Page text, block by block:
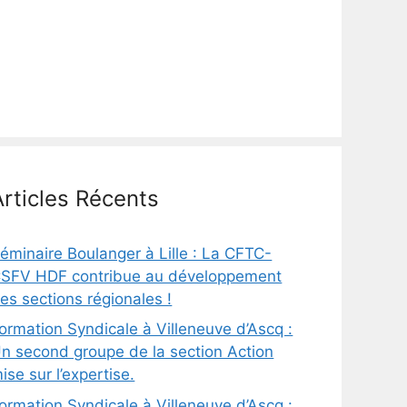
Récents
Boulanger à Lille : La CFTC-
HDF contribue au développement
sections régionales !
Syndicale à Villeneuve d’Ascq :
second groupe de la section Action
sur l’expertise.